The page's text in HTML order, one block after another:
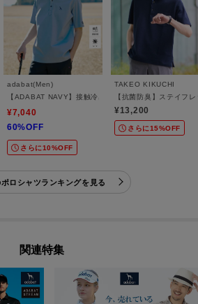
ポロシャツ
adabat(Men)
【ADABAT NAVY】接触冷感/抗菌防臭/UVカット クー
¥7,040
60%OFF
さらに10%OFF
TAKEO KIKUCHI
【抗菌防臭】ステイフ
¥13,200
さらに15%OFF
ロシャツランキングを見る
関連特集